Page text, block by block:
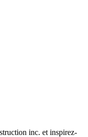
inc. et inspirez-